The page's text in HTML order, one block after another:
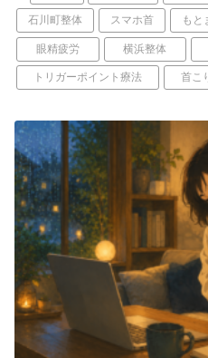
石川町整体 スマホ首 もと
眼精疲労 横浜整体
トリガーポイント療法 首こ